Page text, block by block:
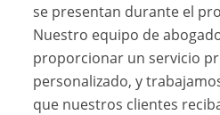
se presentan durante el
Nuestro equipo de
proporcionar un servicio
personalizado, y
que nuestros clientes